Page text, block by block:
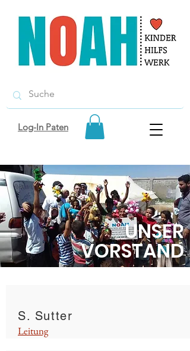
Log-In Paten
UNSER
VORSTAND
S. Sutter
Leitung